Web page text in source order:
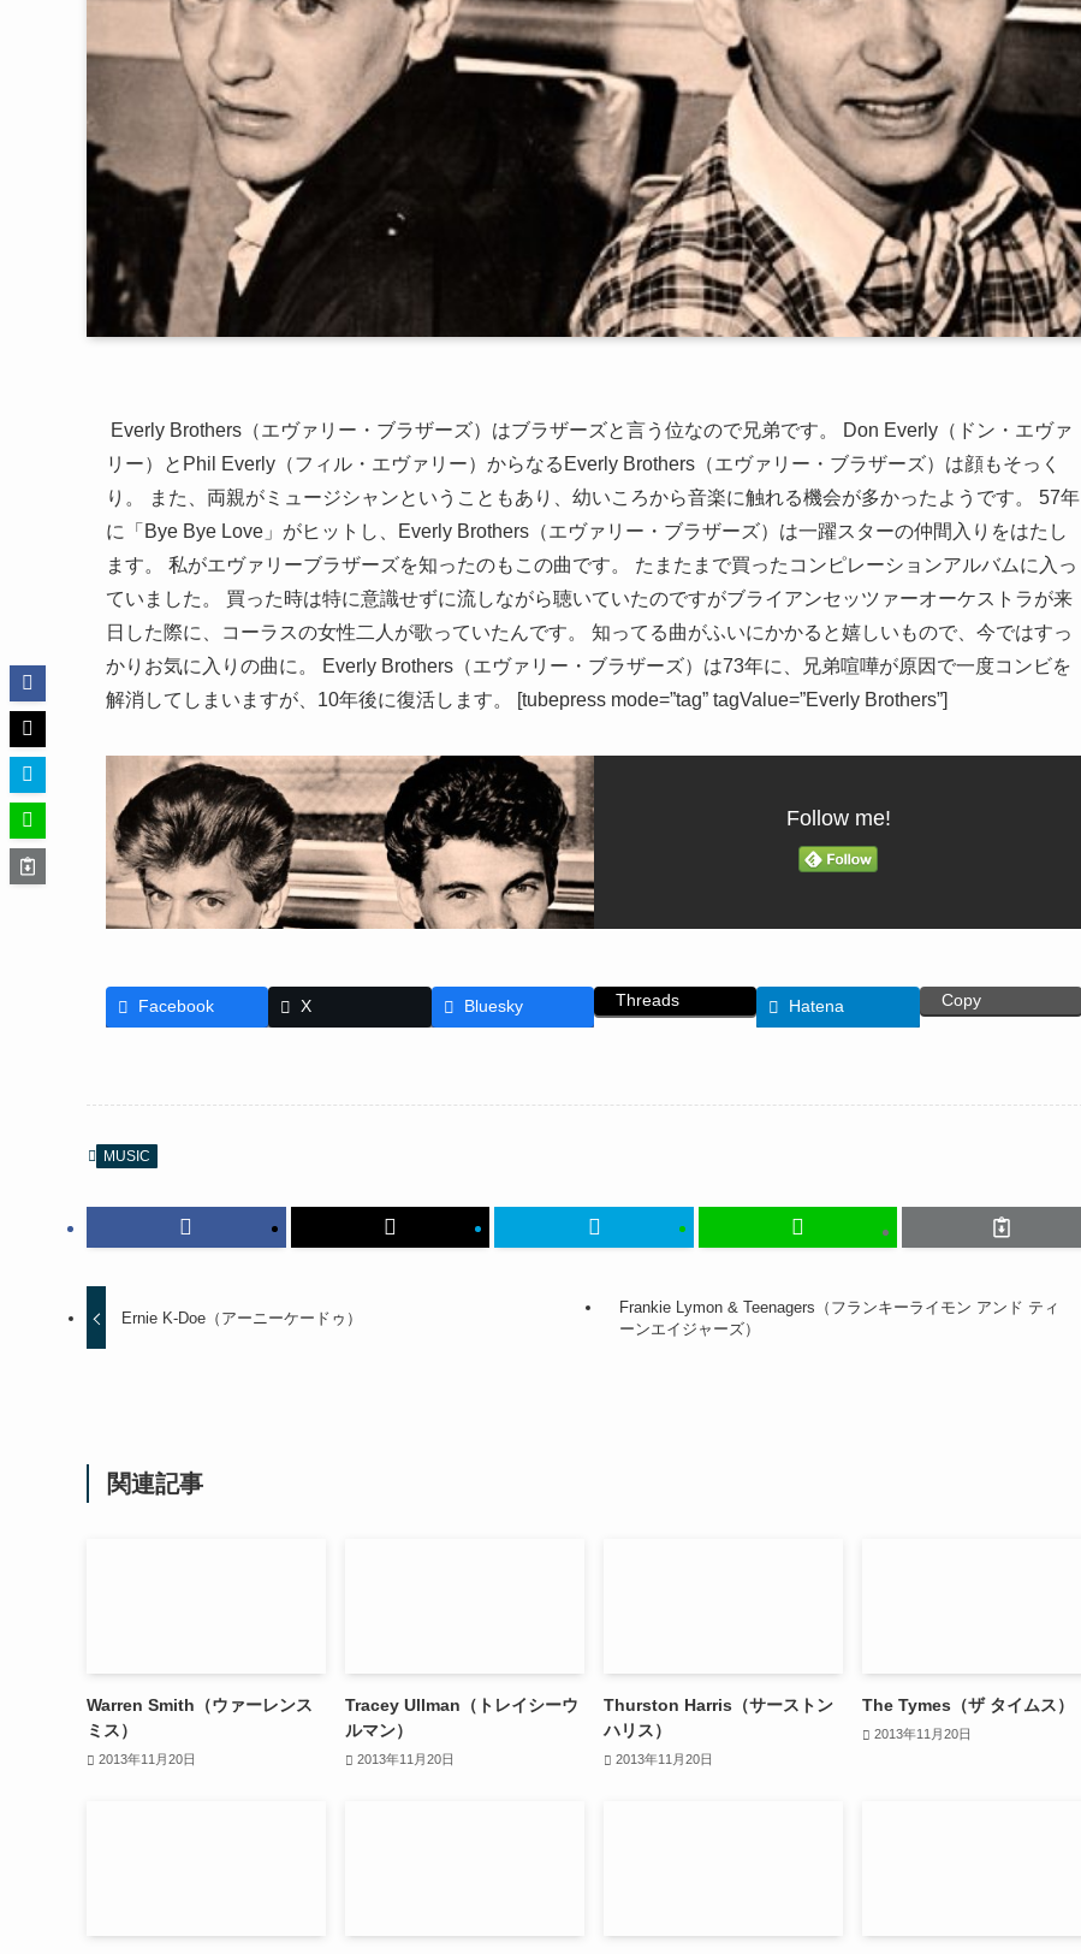
Everly Brothers（エヴァリー・ブラザーズ）はブラザーズと言う位なので兄弟です。 Don Everly（ドン・エヴァ
リー）とPhil Everly（フィル・エヴァリー）からなるEverly Brothers（エヴァリー・ブラザーズ）は顔もそっく
り。 また、両親がミュージシャンということもあり、幼いころから音楽に触れる機会が多かったようです。 57年
に「Bye Bye Love」がヒットし、Everly Brothers（エヴァリー・ブラザーズ）は一躍スターの仲間入りをはたし
ます。 私がエヴァリーブラザーズを知ったのもこの曲です。 たまたまで買ったコンピレーションアルバムに入っ
ていました。 買った時は特に意識せずに流しながら聴いていたのですがブライアンセッツァーオーケストラが来
日した際に、コーラスの女性二人が歌っていたんです。 知ってる曲がふいにかかると嬉しいもので、今ではすっ
かりお気に入りの曲に。 Everly Brothers（エヴァリー・ブラザーズ）は73年に、兄弟喧嘩が原因で一度コンビを
解消してしまいますが、10年後に復活します。 [tubepress mode=”tag” tagValue=”Everly Brothers”]
Follow me!
Facebook X Bluesky Threads Hatena Copy
MUSIC
Ernie K-Doe（アーニーケードゥ）
Frankie Lymon & Teenagers（フランキーライモン アンド ティ
ーンエイジャーズ）
関連記事
Warren Smith（ウァーレンス
ミス）
2013年11月20日
Tracey Ullman（トレイシーウ
ルマン）
2013年11月20日
Thurston Harris（サーストン
ハリス）
2013年11月20日
The Tymes（ザ タイムス）
2013年11月20日